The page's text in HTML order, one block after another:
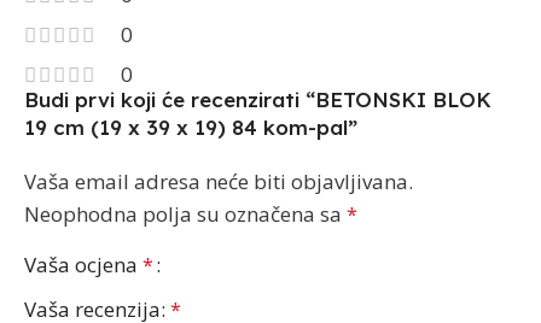
0
0
Budi prvi koji će recenzirati “BETONSKI BLOK
19 cm (19 x 39 x 19) 84 kom-pal”
Vaša email adresa neće biti objavljivana.
Neophodna polja su označena sa *
Vaša ocjena *
Vaša recenzija: *